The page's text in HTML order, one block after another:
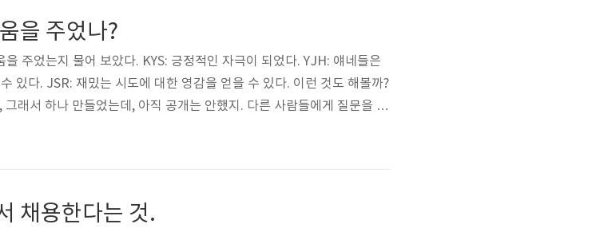
을 주었나?
주었는지 물어 보았다. KYS: 긍정적인 자극이 되었다. YJH: 얘네들은
있다. JSR: 재밌는 시도에 대한 영감을 얻을 수 있다. 이런 것도 해볼까?
래서 하나 만들었는데, 아직 공개는 안했지. 다른 사람들에게 질문을 하
는데 도움이 되는 것 같다. 이 사람들은 모두 어느 정도 경력이 있는 사
채용한다는 것.